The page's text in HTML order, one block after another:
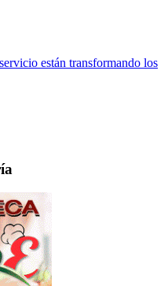
están transformando los